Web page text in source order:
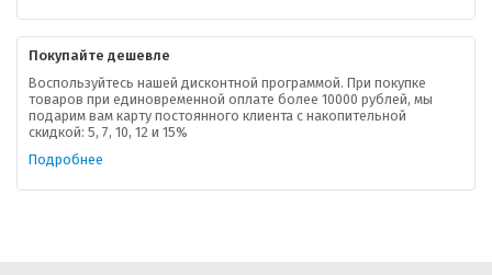
Покупайте дешевле
Воспользуйтесь нашей дисконтной программой. При покупке
товаров при единовременной оплате более 10000 рублей, мы
подарим вам карту постоянного клиента с накопительной
скидкой: 5, 7, 10, 12 и 15%
Подробнее
Контактная информация
В помощь покупателю
Форма обратной связи